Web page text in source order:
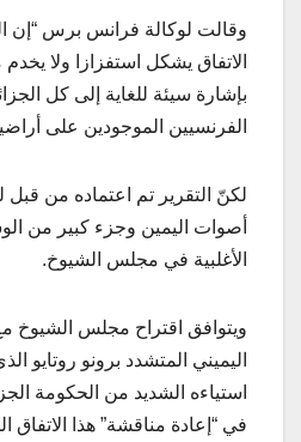
وقالت لوكالة فرانس برس “إن
الاتفاق يشكل استفزازا ولا
بإشارة سيئة للغاية إلى كل
الفرنسيين الموجودين على
لكنّ التقرير تم اعتماده من قبل
أصوات اليمين وجزء كبير من
الأغلبية في مجلس الشيوخ.
ويتوافق اقتراح مجلس الشيوخ
اليميني المتشدد برونو روتايو
استياءه الشديد من الحكومة
في “إعادة مناقشة” هذا الاتفاق